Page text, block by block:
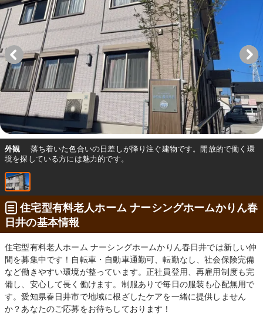
外観
落ち着いた色合いの日差しが降り注ぐ建物です。開放的で働く環
境を探している方には魅力的です。
住宅型有料老人ホーム ナーシングホームかりん春
日井の基本情報
住宅型有料老人ホーム ナーシングホームかりん春日井では新しい仲
間を募集中です！自転車・自動車通勤可、転勤なし、社会保険完備
など働きやすい環境が整っています。正社員登用、再雇用制度も完
備し、安心して長く働けます。制服ありで毎日の服装も心配無用で
す。愛知県春日井市で地域に根ざしたケアを一緒に提供しません
か？あなたのご応募をお待ちしております！